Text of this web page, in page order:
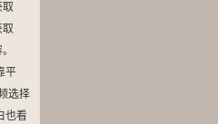
取
取
平
选择
也看